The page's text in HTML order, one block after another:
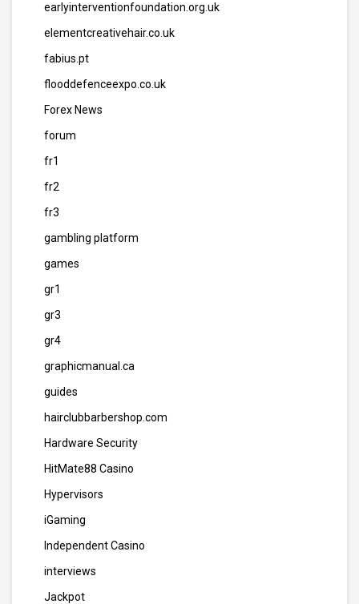
earlyinterventionfoundation.org.uk
elementcreativehair.co.uk
fabius.pt
flooddefenceexpo.co.uk
Forex News
forum
fr1
fr2
fr3
gambling platform
games
gr1
gr3
gr4
graphicmanual.ca
guides
hairclubbarbershop.com
Hardware Security
HitMate88 Casino
Hypervisors
iGaming
Independent Casino
interviews
Jackpot